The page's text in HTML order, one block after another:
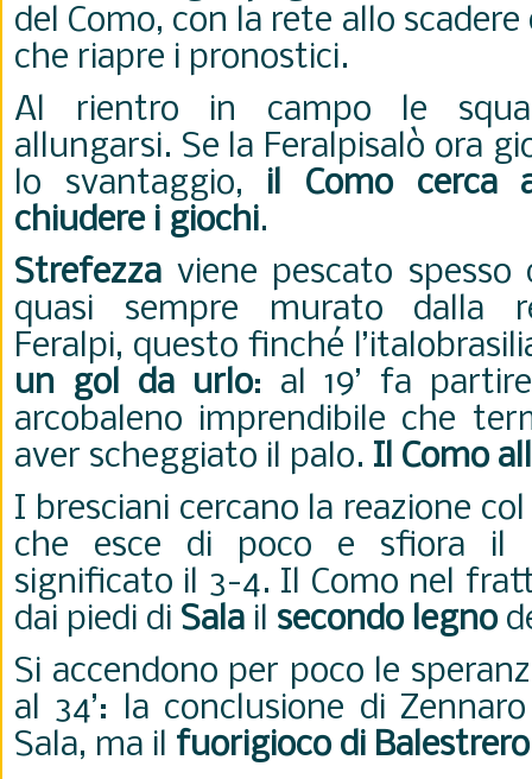
del Como, con la rete allo
che riapre i pronostici.
Al rientro in campo le
allungarsi. Se la Feralpisalò ora
lo svantaggio, il Como
chiudere i giochi.
Strefezza viene pescato
quasi sempre murato dalla
Feralpi, questo finché
un gol da urlo: al 19’ fa
arcobaleno imprendibile che
aver scheggiato il palo. Il Como
I bresciani cercano la reazione
che esce di poco e sfiora il
significato il 3-4. Il Como nel
dai piedi di Sala il secondo legno
Si accendono per poco le
al 34’: la conclusione di
Sala, ma il fuorigioco di